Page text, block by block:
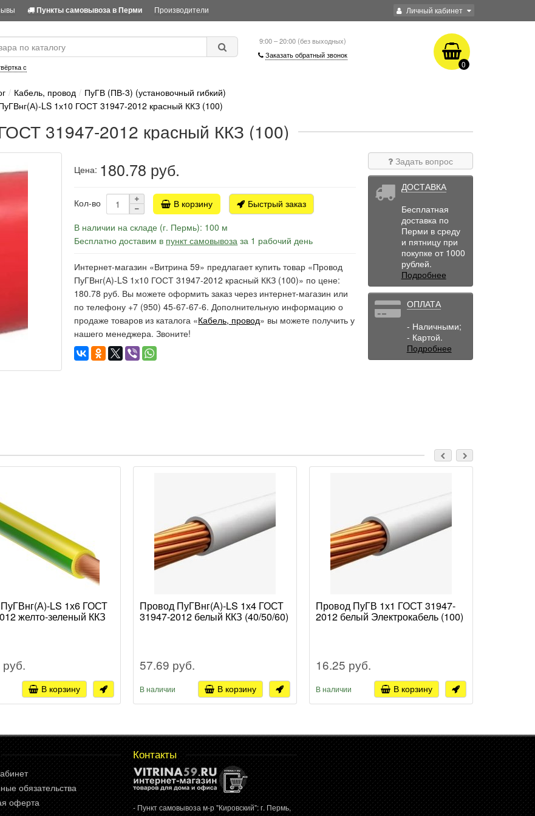
Личный кабинет
Пункты самовывоза в Перми Производители
с
9:00 – 20:00 (без выходных)
Заказать обратный звонок
0
Кабель, провод
ПуГВ (ПВ-3) (установочный гибкий)
LS 1х10 ГОСТ 31947-2012 красный ККЗ (100)
31947-2012 красный ККЗ (100)
Цена: 180.78 руб.
Кол-во В корзину
Быстрый заказ
В наличии на складе (г. Пермь): 100 м
Бесплатно доставим в пункт самовывоза за 1 рабочий день
Интернет-магазин «Витрина 59» предлагает купить товар «Провод
ПуГВнг(А)-LS 1х10 ГОСТ 31947-2012 красный ККЗ (100)» по цене:
180.78 руб. Вы можете оформить заказ через интернет-магазин или
по телефону +7 (950) 45-67-67-6. Дополнительную информацию о
продаже товаров из каталога «Кабель, провод» вы можете получить у
нашего менеджера. Звоните!
Задать вопрос
ДОСТАВКА
Бесплатная
доставка по
Перми в среду
и пятницу при
покупке от 1000
рублей.
Подробнее
ОПЛАТА
- Наличными;
- Картой.
Подробнее
LS 1х6 ГОСТ
желто-зеленый ККЗ
В корзину
Провод ПуГВнг(А)-LS 1х4 ГОСТ
31947-2012 белый ККЗ (40/50/60)
57.69 руб.
В наличии В корзину
Провод ПуГВ 1х1 ГОСТ 31947-
2012 белый Электрокабель (100)
16.25 руб.
В наличии В корзину
обязательства
оферта
Контакты
- Пункт самовывоза м-р "Кировский": г. Пермь,